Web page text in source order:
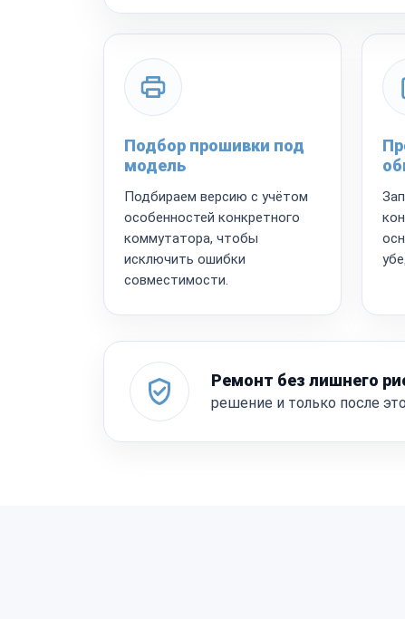
Подбор прошивки под
модель
Подбираем версию с учётом
особенностей конкретного
коммутатора, чтобы
исключить ошибки
совместимости.
Ремонт без лишнего
решение и только после